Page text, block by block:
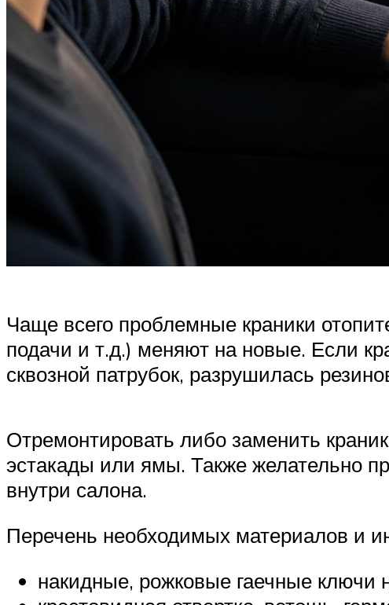
Чаще всего проблемные краники
подачи и т.д.) меняют на новые. Если
сквозной патрубок, разрушилась
Отремонтировать либо заменить
эстакады или ямы. Также желательно
внутри салона.
Перечень необходимых материалов и
накидные, рожковые гаечные